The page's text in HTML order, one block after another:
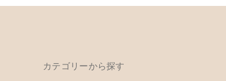
カテゴリーから探す